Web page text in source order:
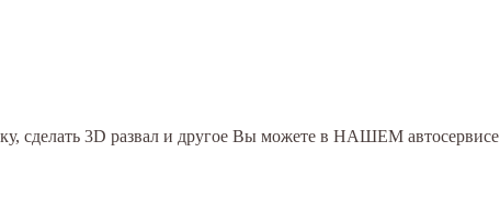
сделать 3D развал и другое Вы можете в НАШЕМ автосервисе